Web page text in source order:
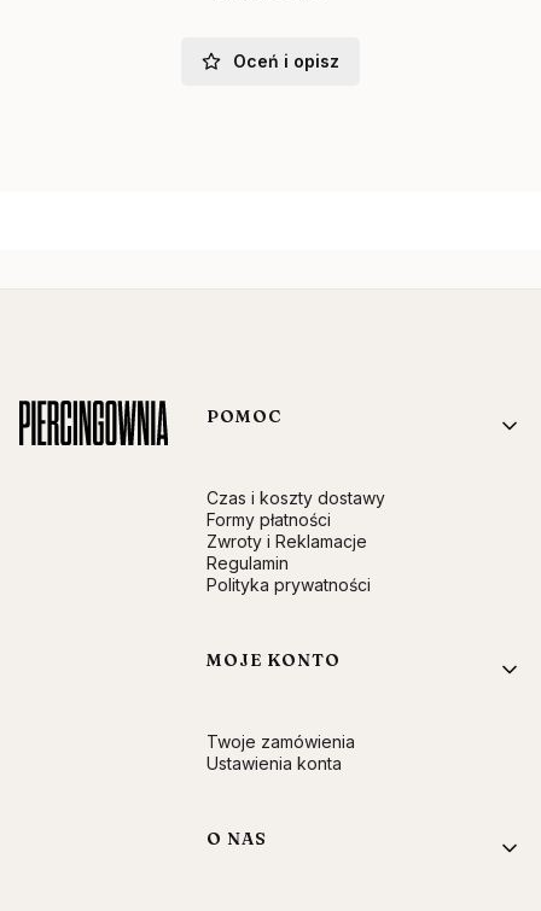
Oceń i opisz
Linki w stopce
POMOC
Czas i koszty dostawy
Formy płatności
Zwroty i Reklamacje
Regulamin
Polityka prywatności
MOJE KONTO
Twoje zamówienia
Ustawienia konta
O NAS